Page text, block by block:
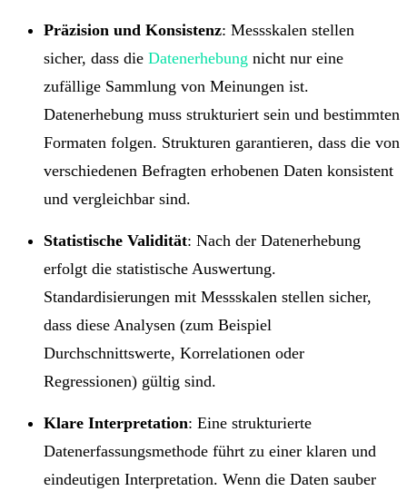
Präzision und Konsistenz: Messskalen stellen
sicher, dass die Datenerhebung nicht nur eine
zufällige Sammlung von Meinungen ist.
Datenerhebung muss strukturiert sein und bestimmten
Formaten folgen. Strukturen garantieren, dass die von
verschiedenen Befragten erhobenen Daten konsistent
und vergleichbar sind.
Statistische Validität: Nach der Datenerhebung
erfolgt die statistische Auswertung.
Standardisierungen mit Messskalen stellen sicher,
dass diese Analysen (zum Beispiel
Durchschnittswerte, Korrelationen oder
Regressionen) gültig sind.
Klare Interpretation: Eine strukturierte
Datenerfassungsmethode führt zu einer klaren und
eindeutigen Interpretation. Wenn die Daten sauber